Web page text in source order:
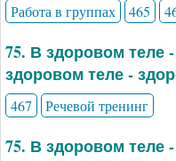
Работа в группах
465
75. В здоровом теле
здоровом теле -
467 Речевой тренинг
75. В здоровом теле